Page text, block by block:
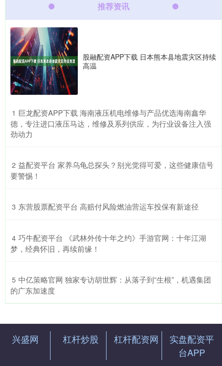
推荐资讯
股融配资APP下载 日本熊本县地震灾区持续
高温
1 ​巨龙配资APP下载 海南液压机电维修与产品优选海南鑫华
德，专注进口液压马达，维修及系列供应，为行业设备注入强
劲动力
2 ​益配资平台 家养乌龟总探头？别光觉得可爱，这些健康信号
要警惕！
3 ​东营股票配资平台 高赔付风险燃油营运车投保有新途径
4 ​巧牛配资平台 《武林外传十年之约》手游官网：十年江湖
梦，经典怀旧，再续前缘！
5 ​中亿策略官网 独家专访胡世辉：从落子到“生根”，机遇集团
的广东加速度
兴盛网 杠杆炒股 杠杆配资网
实盘配资平
台APP